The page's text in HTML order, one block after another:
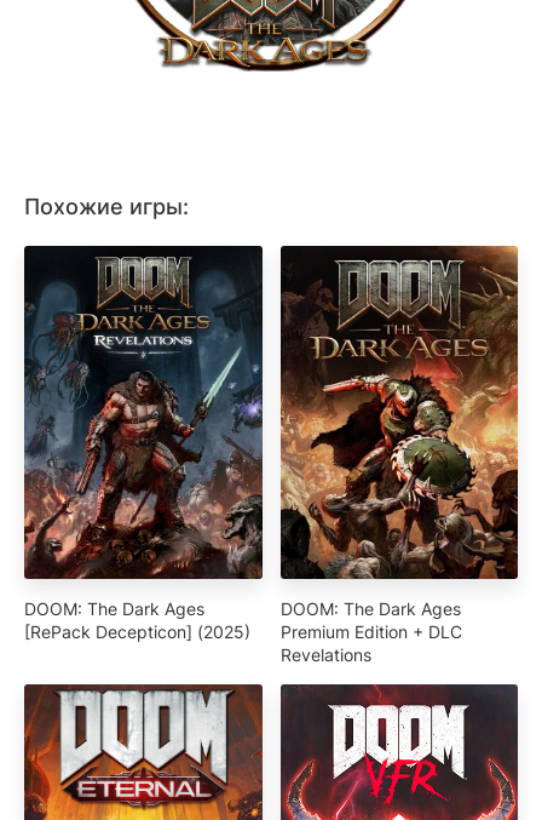
Похожие игры:
DOOM: The Dark Ages
[RePack Decepticon] (2025)
DOOM: The Dark Ages
Premium Edition + DLC
Revelations